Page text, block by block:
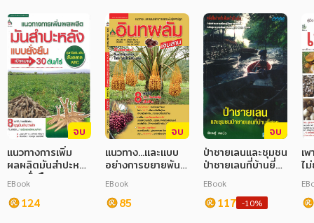
หนังสือเด็ก
การพัฒนาตนเอง
ความรู้ทั่วไป
การ์ตูนความรู้ การ์ตูน
การ์ตูนมังงะ (Manga)
จบ
แนวทางการเพิ่ม
ผลผลิตมันสำปะหลัง
แบบยั่งยืน
EBook
124
จบ
แนวทาง...และแบบ
อย่างการขยายพันธุ์
& เพาะปลูก
อินทผลัม...เงินล้าน
EBook
85
จบ
ป่าชายเลนและชุมชน
ป่าชายเลนที่บ้านยี่
สาร
EBook
117 -10%
เ
ไ